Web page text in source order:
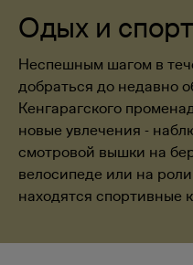
Одых и спорт
Неспешным шагом в
добраться до недавно
Кенгарагского
новые увлечения -
смотровой вышки на
велосипеде или на
находятся спортивные